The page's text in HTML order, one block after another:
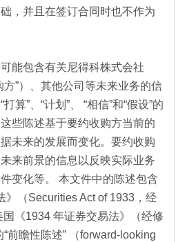
，并且在签订合同时也不作为
能包含有关尼得科株式会社
方”）、其他公司等未来业务的信
算”、“计划”、 “相信”和“假设”的
些陈述基于要约收购方当前的
未来的发展而变化。要约收购
来前景的信息以反映实际业务
变化等。 本文件中的陈述包含
》（Securities Act of 1933，经
《1934 年证券交易法》（经修
前瞻性陈述” （forward-looking